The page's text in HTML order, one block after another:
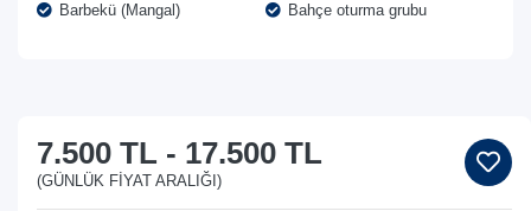
Barbekü (Mangal)
Bahçe oturma grubu
7.500 TL - 17.500 TL
(GÜNLÜK FIYAT ARALIĞI)